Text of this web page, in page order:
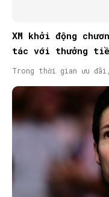
XM khởi động
tác với thưởng
Trong thời gian ưu